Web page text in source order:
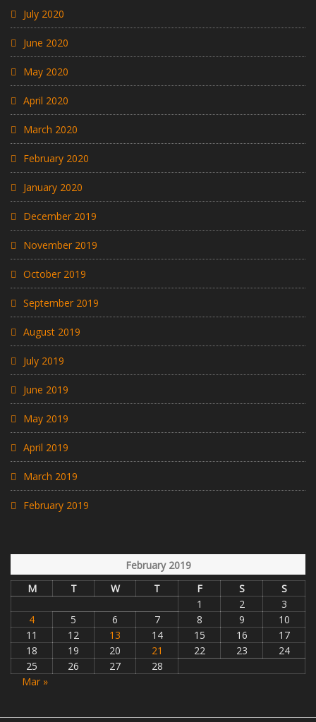
July 2020
June 2020
May 2020
April 2020
March 2020
February 2020
January 2020
December 2019
November 2019
October 2019
September 2019
August 2019
July 2019
June 2019
May 2019
April 2019
March 2019
February 2019
February 2019
M
T W T F S
S
1
2
3
4
5 6 7 8 9
10
11
12 13 14 15 16
17
18
19 20 21 22 23
24
25
26 27
28
Mar »